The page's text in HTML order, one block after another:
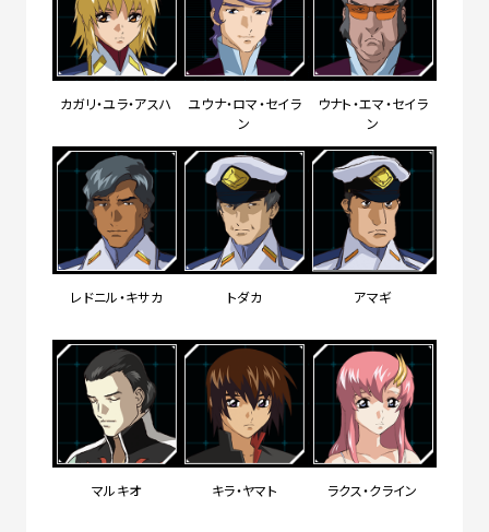
カガリ・ユラ・アスハ
ユウナ・ロマ・セイラ
ン
ウナト・エマ・セイラ
ン
レドニル・キサカ トダカ アマギ
マルキオ キラ・ヤマト ラクス・クライン